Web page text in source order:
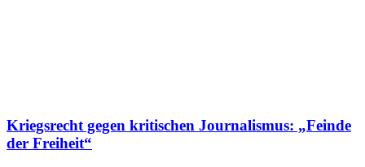
Kriegsrecht gegen kritischen Journalismus: „Feinde
der Freiheit“